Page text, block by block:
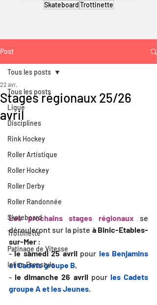
SkateboardTrottinette
Post
Tous les posts
Ligue
Disciplines
Rink Hockey
Roller Artistique
Roller Hockey
Roller Derby
Roller Randonnée
Skateboard
Trottinette
Patinage de Vitesse
Inline Freestyle
Tous les posts
Stages régionaux 25/26
avril
22 avr.
Les prochains stages régionaux
se
dérouleront sur la piste à Binic-Etables-
sur-Mer :
- le samedi 25 avril pour les Benjamins
et Cadets groupe B,
- le dimanche 26 avril pour les Cadets
groupe A et les Jeunes